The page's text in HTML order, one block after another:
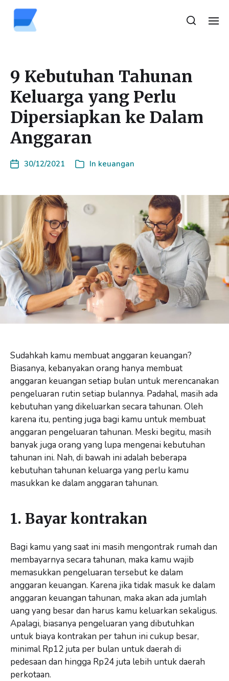
9 Kebutuhan Tahunan
Keluarga yang Perlu
Dipersiapkan ke Dalam
Anggaran
30/12/2021 In keuangan
Sudahkah kamu membuat anggaran keuangan?
Biasanya, kebanyakan orang hanya membuat
anggaran keuangan setiap bulan untuk merencanakan
pengeluaran rutin setiap bulannya. Padahal, masih ada
kebutuhan yang dikeluarkan secara tahunan. Oleh
karena itu, penting juga bagi kamu untuk membuat
anggaran pengeluaran tahunan. Meski begitu, masih
banyak juga orang yang lupa mengenai kebutuhan
tahunan ini. Nah, di bawah ini adalah beberapa
kebutuhan tahunan keluarga yang perlu kamu
masukkan ke dalam anggaran tahunan.
1. Bayar kontrakan
Bagi kamu yang saat ini masih mengontrak rumah dan
membayarnya secara tahunan, maka kamu wajib
memasukkan pengeluaran tersebut ke dalam
anggaran keuangan. Karena jika tidak masuk ke dalam
anggaran keuangan tahunan, maka akan ada jumlah
uang yang besar dan harus kamu keluarkan sekaligus.
Apalagi, biasanya pengeluaran yang dibutuhkan
untuk biaya kontrakan per tahun ini cukup besar,
minimal Rp12 juta per bulan untuk daerah di
pedesaan dan hingga Rp24 juta lebih untuk daerah
perkotaan.